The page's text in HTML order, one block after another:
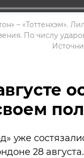
– «Тоттенхэм».
По числу
уже
28